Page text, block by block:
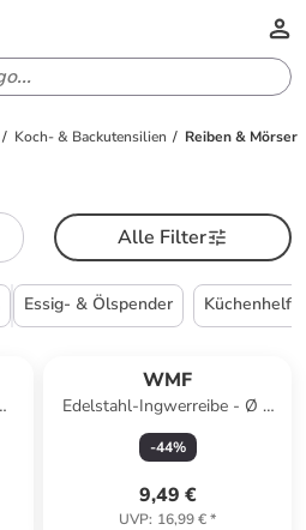
Koch- & Backutensilien Reiben & Mörser
Alle Filter
Essig- & Ölspender
WMF
Edelstahl-Ingwerreibe - Ø 9
cm
-44%
9,49 €
UVP: 16,99 €*